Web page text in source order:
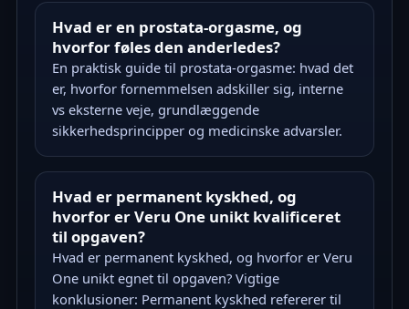
Hvad er en prostata-orgasme, og
hvorfor føles den anderledes?
En praktisk guide til prostata-orgasme: hvad det
er, hvorfor fornemmelsen adskiller sig, interne
vs eksterne veje, grundlæggende
sikkerhedsprincipper og medicinske advarsler.
Hvad er permanent kyskhed, og
hvorfor er Veru One unikt kvalificeret
til opgaven?
Hvad er permanent kyskhed, og hvorfor er Veru
One unikt egnet til opgaven? Vigtige
konklusioner: Permanent kyskhed refererer til